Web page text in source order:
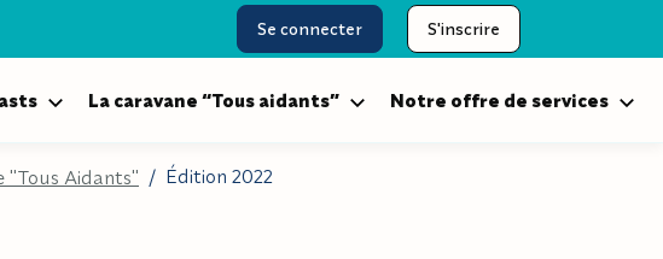
Se connecter S'inscrire
La caravane “Tous aidants” Notre offre de services
"Tous Aidants" / Édition 2022